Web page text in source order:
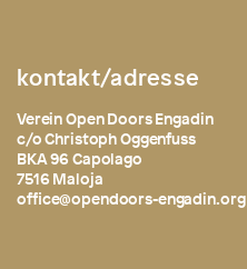
kontakt/adresse
Verein Open Doors Engadin
c/o Christoph Oggenfuss
BKA 96 Capolago
7516 Maloja
office@opendoors-engadin.org